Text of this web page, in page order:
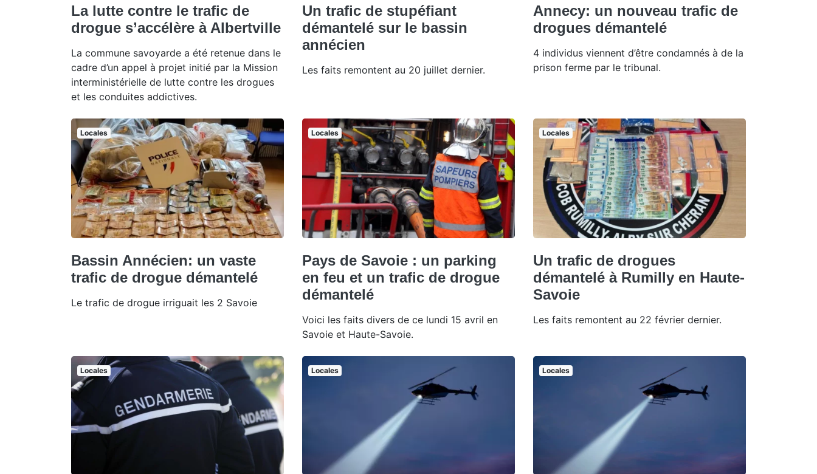
La lutte contre le trafic de
drogue s’accélère à Albertville
La commune savoyarde a été retenue dans le
cadre d’un appel à projet initié par la Mission
interministérielle de lutte contre les drogues
et les conduites addictives.
Un trafic de stupéfiant
démantelé sur le bassin
annécien
Les faits remontent au 20 juillet dernier.
Annecy: un nouveau trafic de
drogues démantelé
4 individus viennent d’être condamnés à de la
prison ferme par le tribunal.
Locales
Bassin Annécien: un vaste
trafic de drogue démantelé
Le trafic de drogue irriguait les 2 Savoie
Locales
Pays de Savoie : un parking
en feu et un trafic de drogue
démantelé
Voici les faits divers de ce lundi 15 avril en
Savoie et Haute-Savoie.
Locales
Un trafic de drogues
démantelé à Rumilly en Haute-
Savoie
Les faits remontent au 22 février dernier.
Locales Locales Locales